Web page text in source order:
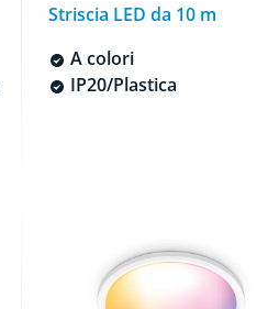
Striscia LED da 10 m
A colori
IP20/Plastica